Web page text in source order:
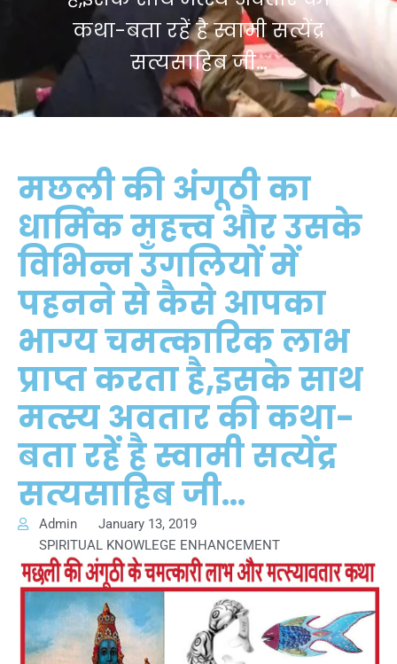
कथा-बता रहें है स्वामी सत्येंद्र
सत्यसाहिब जी…
मछली की अंगूठी का
धार्मिक महत्त्व और उसके
विभिन्न उँगलियों में
पहनने से कैसे आपका
भाग्य चमत्कारिक लाभ
प्राप्त करता है,इसके साथ
मत्स्य अवतार की कथा-
बता रहें है स्वामी सत्येंद्र
सत्यसाहिब जी…
Admin
January 13, 2019
SPIRITUAL KNOWLEGE ENHANCEMENT